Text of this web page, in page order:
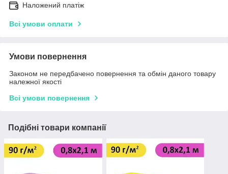
Наложений платіж
Всі умови оплати
Умови повернення
Законом не передбачено повернення та обмін даного товару
належної якості
Всі умови повернення
Подібні товари компанії